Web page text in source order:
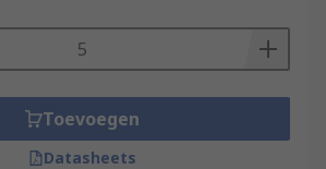
Toevoegen
Datasheets